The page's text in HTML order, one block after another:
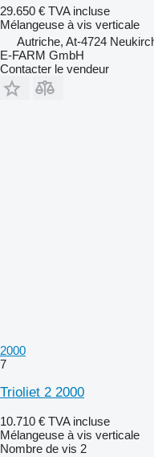
29.650 € TVA incluse
Mélangeuse à vis verticale
Autriche, At-4724
E-FARM GmbH
Contacter le vendeur
2000
7
Trioliet 2 2000
10.710 € TVA incluse
Mélangeuse à vis verticale
Nombre de vis 2